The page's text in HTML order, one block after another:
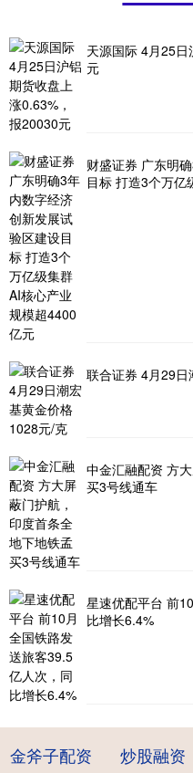
天源国际 4月25
元
财盛证券 广东明
目标 打造3个万
联合证券 4月29
中金汇融配资 方
买3号线通车
星速优配平台 前
比增长6.4%
金斧子配资 炒股融资